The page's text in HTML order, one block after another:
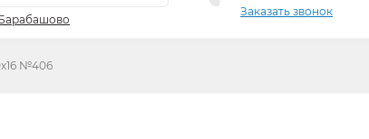
Заказать звонок
№406